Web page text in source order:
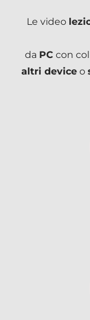
Le video
da PC con
altri device o